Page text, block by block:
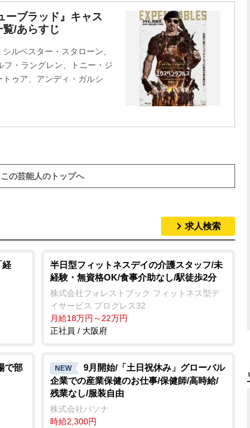
ーブラッド』キャス
/あらすじ
ルベスター・スタローン、
・ラングレン、トニー・ジ
ゥア、アンディ・ガルシ
この芸能人のトップへ
求人検索
経
半日型フィットネスデイの介護スタッフ/未
経験・無資格OK/食事介助なし/駅徒歩2分
株式会社フォレストブック フィットネス型デ
イサービス プログレス32
月給18万円～22万円
正社員 / 大阪府
で部 NEW
9月開始/「土日祝休み」グローバル
企業での産業保健のお仕事/保健師/高時給/
残業なし/服装自由
株式会社パソナ
時給2,300円